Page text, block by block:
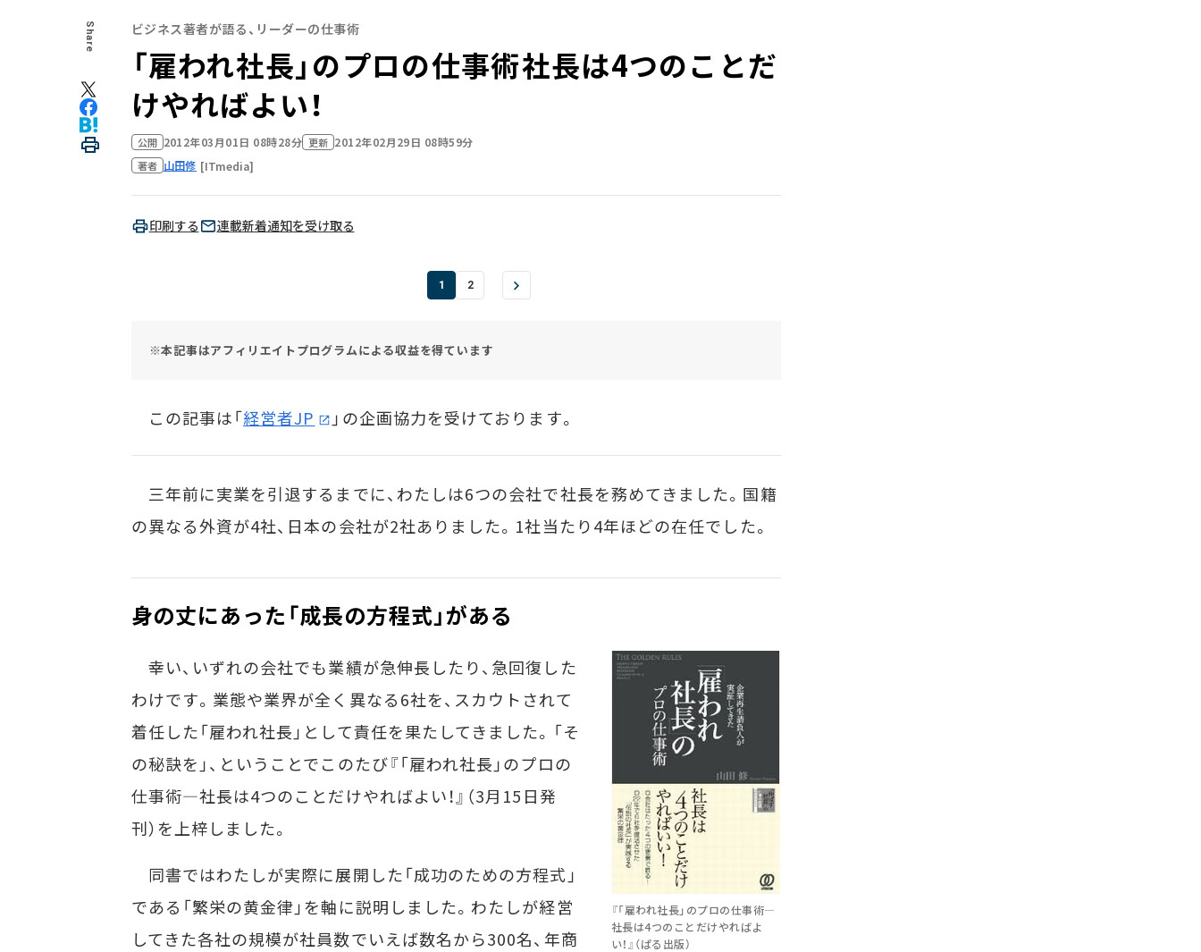
Share ビジネス著者が語る、リーダーの仕事術
「雇われ社長」のプロの仕事術――社長は4つのことだ
けやればよい！
公開 2012年03月01日 08時28分 更新 2012年02月29日 08時59分
著者 山田修 [ITmedia]
印刷する 連載新着通知を受け取る
1 2
※本記事はアフィリエイトプログラムによる収益を得ています
この記事は「経営者JP 」の企画協力を受けております。
三年前に実業を引退するまでに、わたしは6つの会社で社長を務めてきました。国籍
の異なる外資が4社、日本の会社が2社ありました。1社当たり4年ほどの在任でした。
身の丈にあった「成長の方程式」がある
『「雇われ社長」のプロの仕事術―
社長は4つのことだけやればよ
い！』（ぱる出版）
幸い、いずれの会社でも業績が急伸長したり、急回復した
わけです。業態や業界が全く異なる6社を、スカウトされて
着任した「雇われ社長」として責任を果たしてきました。「そ
の秘訣を」、ということでこのたび『「雇われ社長」のプロの
仕事術―社長は4つのことだけやればよい！』（3月15日発
刊）を上梓しました。
同書ではわたしが実際に展開した「成功のための方程式」
である「繁栄の黄金律」を軸に説明しました。わたしが経営
してきた各社の規模が社員数でいえば数名から300名、年商